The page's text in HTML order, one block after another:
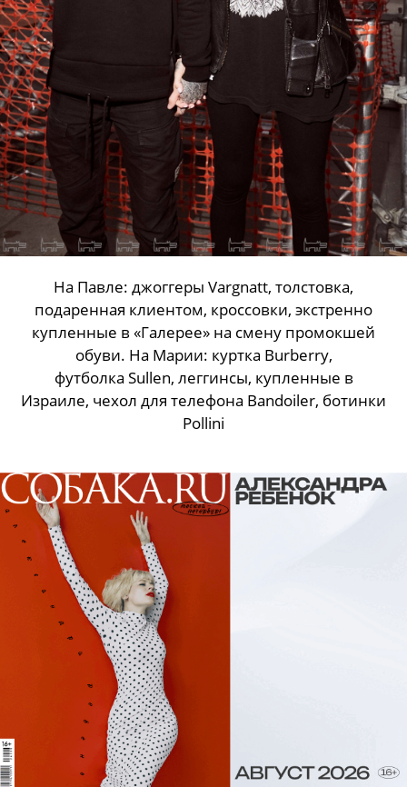
На Павле: джоггеры Vargnatt, толстовка,
подаренная клиентом, кроссовки, экстренно
купленные в «Галерее» на смену промокшей
обуви. На Марии: куртка Burberry,
футболка Sullen, леггинсы, купленные в
Израиле, чехол для телефона Bandoiler, ботинки
Pollini